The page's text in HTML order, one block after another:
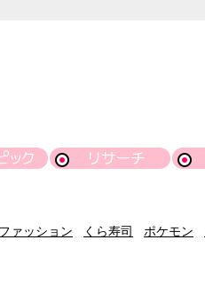
ック リサーチ
ファッション くら寿司 ポケモン